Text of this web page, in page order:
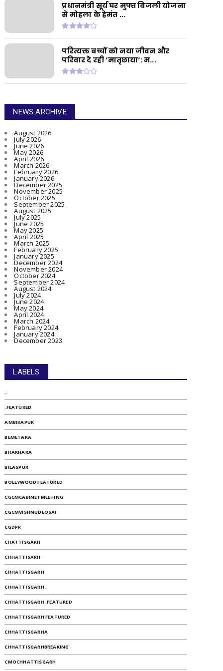
प्रधानमंत्री सूर्य घर मुफ्त बिजली योजना
से मोहला के हेमंत ...
परित्यक्त बच्चों को नया जीवन और
परिवार दे रही ‘मातृछाया‘: म...
NEWS ARCHIVE
August 2026
July 2026
June 2026
May 2026
April 2026
March 2026
February 2026
January 2026
December 2025
November 2025
October 2025
September 2025
August 2025
July 2025
June 2025
May 2025
April 2025
March 2025
February 2025
January 2025
December 2024
November 2024
October 2024
September 2024
August 2024
July 2024
June 2024
May 2024
April 2024
March 2024
February 2024
January 2024
December 2023
LABELS
.
.FEATURED
AMBIKAPUR
BEMETARA
BHAKHARA
BILASPUR
BOLLYWOOD FEATURED
CGCMCABINETMEETING
CGCMVISHNUDEOSAI
CGDPR
CHATTISGARH
CHHATTISARH
CHHATTISGARH
CHHATTISGARH .
CHHATTISGARH .FEATURED
CHHATTISGARH FEATURED
CHHATTISGARHA
CHHATTISGARHBREAKING
CMOCHHATTISGARH